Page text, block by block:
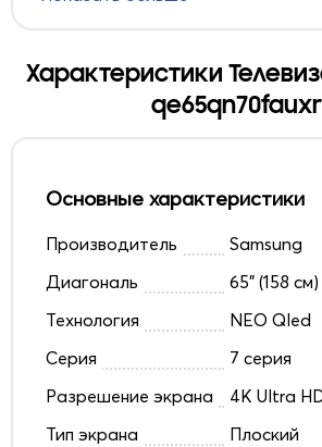
Характеристики
Основные характеристики
Производитель
Samsung
Диагональ
65" (158 см)
Технология
NEO Qled
Серия
7 серия
Разрешение экрана
4K Ultra
Тип экрана
Плоский